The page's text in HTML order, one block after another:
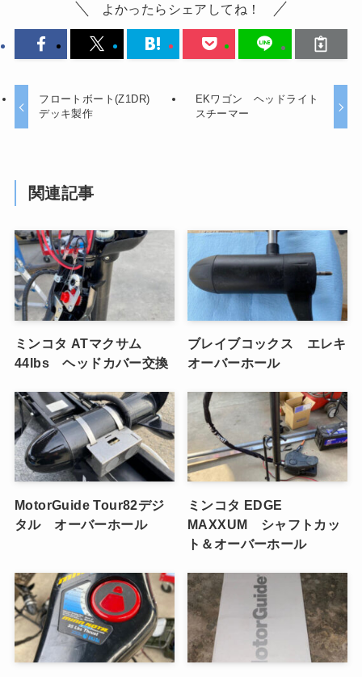
よかったらシェアしてね！
フロートボート(Z1DR)
デッキ製作
EKワゴン ヘッドライト
スチーマー
関連記事
ミンコタ ATマクサム
44lbs ヘッドカバー交換
ブレイブコックス エレキ
オーバーホール
MotorGuide Tour82デジ
タル オーバーホール
ミンコタ EDGE
MAXXUM シャフトカッ
ト＆オーバーホール